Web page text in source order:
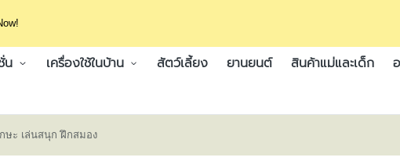
น เครื่องใช้ในบ้าน สัตว์เลี้ยง ยานยนต์ สินค้าแม่และเด็ก
ษะ เล่นสนุก ฝึกสมอง